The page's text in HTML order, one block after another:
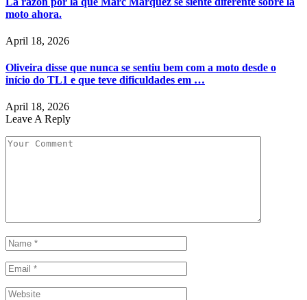
moto ahora.
April 18, 2026
Oliveira disse que nunca se sentiu bem com a moto desde o
início do TL1 e que teve dificuldades em …
April 18, 2026
Leave A Reply